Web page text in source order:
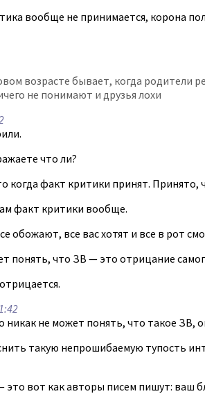
вообще не принимается, корона
возрасте бывает, когда родители
не понимают и друзья лохи
что ли?
когда факт критики принят. Принято,
факт критики вообще.
обожают, все вас хотят и все в рот
понять, что ЗВ — это отрицание
никак не может понять, что такое ЗВ,
такую непрошибаемую тупость
вот как авторы писем пишут: ваш